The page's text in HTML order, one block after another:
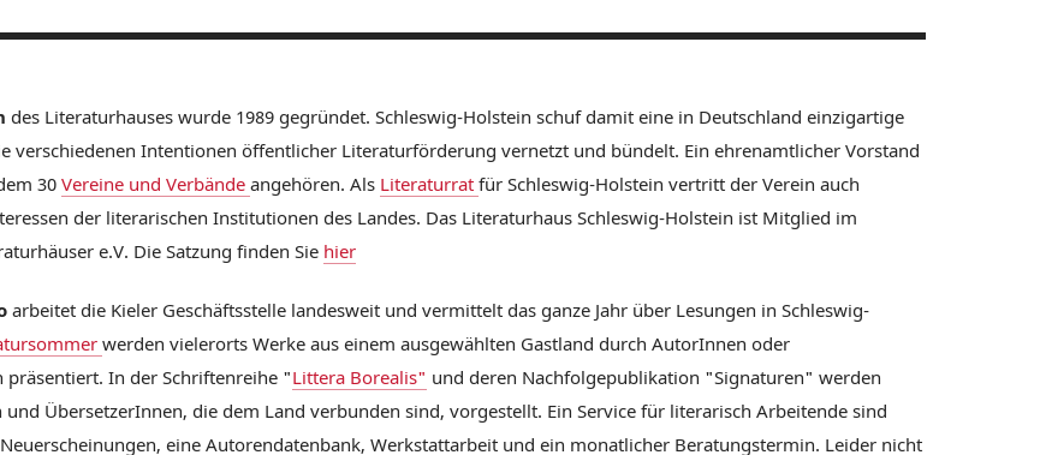
des Literaturhauses wurde 1989 gegründet. Schleswig-Holstein schuf damit eine in Deutschland einzigartige
verschiedenen Intentionen öffentlicher Literaturförderung vernetzt und bündelt. Ein ehrenamtlicher Vorstand
30 Vereine und Verbände angehören. Als Literaturrat für Schleswig-Holstein vertritt der Verein auch
der literarischen Institutionen des Landes. Das Literaturhaus Schleswig-Holstein ist Mitglied im
e.V. Die Satzung finden Sie hier
arbeitet die Kieler Geschäftsstelle landesweit und vermittelt das ganze Jahr über Lesungen in Schleswig-
werden vielerorts Werke aus einem ausgewählten Gastland durch AutorInnen oder
präsentiert. In der Schriftenreihe "Littera Borealis" und deren Nachfolgepublikation "Signaturen" werden
ÜbersetzerInnen, die dem Land verbunden sind, vorgestellt. Ein Service für literarisch Arbeitende sind
eine Autorendatenbank, Werkstattarbeit und ein monatlicher Beratungstermin. Leider nicht